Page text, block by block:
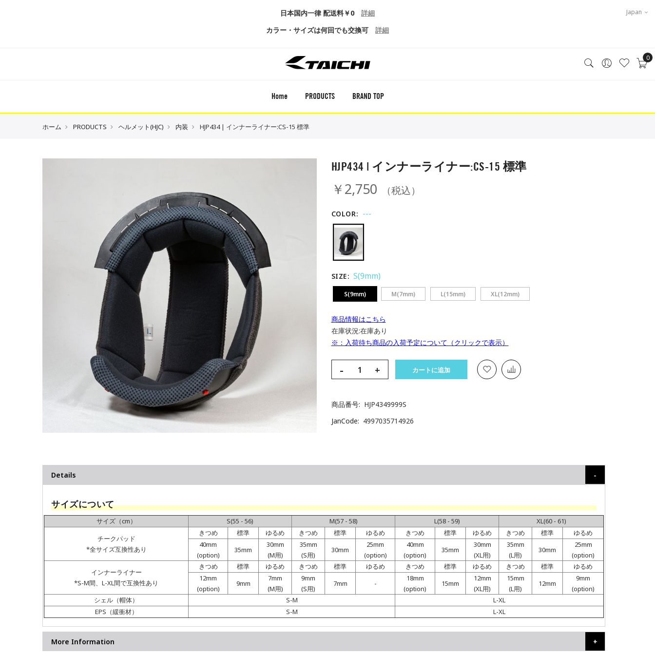
日本国内一律 配送料￥0 詳細
カラー・サイズは何回でも交換可 詳細
Japan
0
Home PRODUCTS BRAND TOP
ホーム PRODUCTS ヘルメット(HJC) 内装 HJP434 | インナーライナー:CS-15 標準
HJP434 | インナーライナー:CS-15 標準
￥2,750 （税込）
COLOR ---
SIZE S(9mm)
S(9mm) M(7mm) L(15mm) XL(12mm)
商品情報はこちら
在庫状況:在庫あり
※：入荷待ち商品の入荷予定について（クリックで表示）
- + カートに追加
商品番号
HJP4349999S
JanCode
4997035714926
Details
サイズについて
サイズ（cm） S(55 - 56) M(57 - 58) L(58 - 59)
XL(60 - 61)
チークパッド
*全サイズ互換性あり
きつめ 標準 ゆるめ きつめ 標準 ゆるめ きつめ 標準 ゆるめ きつめ 標準
ゆるめ
40mm
(option)
35mm
30mm
(M用)
35mm
(S用)
30mm
25mm
(option)
40mm
(option)
35mm
30mm
(XL用)
35mm
(L用)
30mm
25mm
(option)
インナーライナー
*S-M間、L-XL間で互換性あり
きつめ 標準 ゆるめ きつめ 標準 ゆるめ きつめ 標準 ゆるめ きつめ 標準
ゆるめ
12mm
(option)
9mm
7mm
(M用)
9mm
(S用)
7mm -
18mm
(option)
15mm
12mm
(XL用)
15mm
(L用)
12mm
9mm
(option)
シェル（帽体）
S-M
L-XL
EPS（緩衝材）
S-M L-XL
More Information